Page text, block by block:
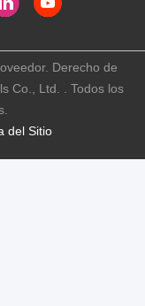
del Sitio
Derecho de
Co., Ltd. . Todos los